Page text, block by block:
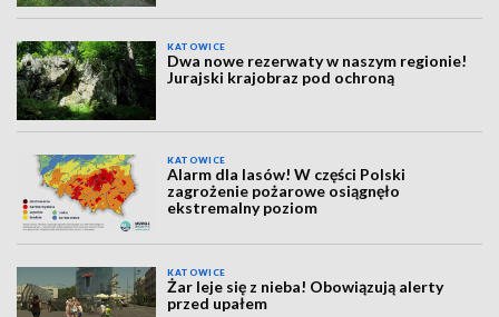
KATOWICE
Dwa nowe rezerwaty w naszym regionie!
Jurajski krajobraz pod ochroną
KATOWICE
Alarm dla lasów! W części Polski
zagrożenie pożarowe osiągnęło
ekstremalny poziom
KATOWICE
Żar leje się z nieba! Obowiązują alerty
przed upałem